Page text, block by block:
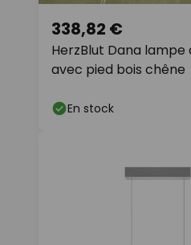
HerzBlut Dana lampe
avec pied bois chêne
338,82 €
En stock